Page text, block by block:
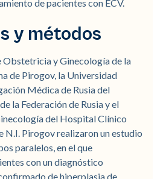
de pacientes con ECV.
y métodos
Obstetricia y Ginecología de la
de Pirogov, la Universidad
Médica de Rusia del
la Federación de Rusia y el
del Hospital Clínico
N.I. Pirogov realizaron un estudio
paralelos, en el que
con un diagnóstico
de hiperplasia de